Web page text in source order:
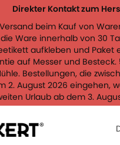
Direkter Kontakt zum
beim Kauf von
Ware innerhalb von 30
aufkleben und Paket
auf Messer und
Bestellungen, die
2. August 2026 eingehen,
Urlaub ab dem 3.